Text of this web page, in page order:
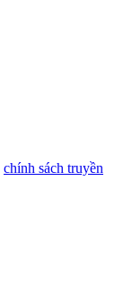
chính sách truyền